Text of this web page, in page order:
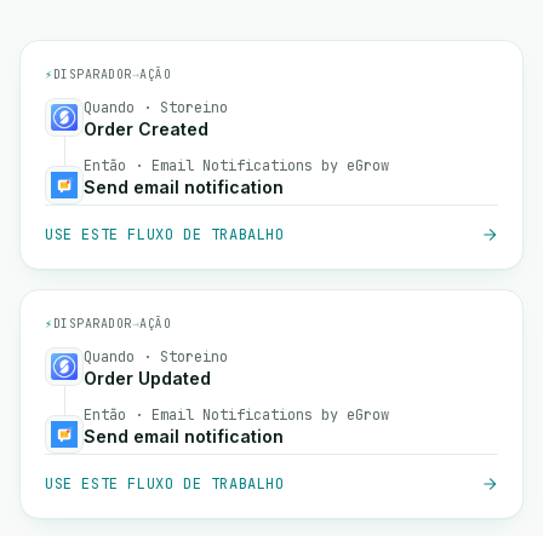
⚡ DISPARADOR→AÇÃO
Quando · Storeino
Order Created
Então · Email Notifications by eGrow
Send email notification
USE ESTE FLUXO DE TRABALHO
⚡ DISPARADOR→AÇÃO
Quando · Storeino
Order Updated
Então · Email Notifications by eGrow
Send email notification
USE ESTE FLUXO DE TRABALHO